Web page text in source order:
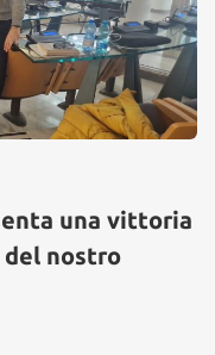
una vittoria
nostro